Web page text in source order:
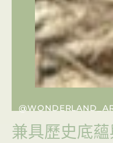
兼具歷史底